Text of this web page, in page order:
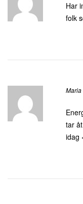
Har
folk
Maria
tar
idag